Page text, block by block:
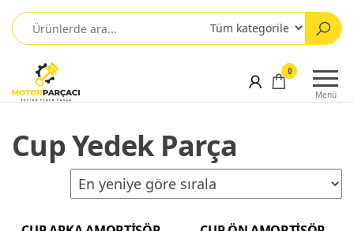
Menü
0
Cup Yedek Parça